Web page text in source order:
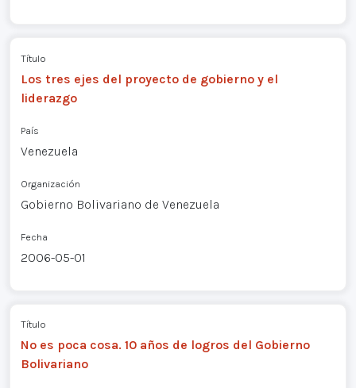
Título
Los tres ejes del proyecto de gobierno y el
liderazgo
País
Venezuela
Organización
Gobierno Bolivariano de Venezuela
Fecha
2006-05-01
Título
No es poca cosa. 10 años de logros del Gobierno
Bolivariano